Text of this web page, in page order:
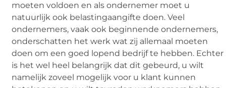
moeten voldoen en als ondernemer moet u
natuurlijk ook belastingaangifte doen. Veel
ondernemers, vaak ook beginnende ondernemers,
onderschatten het werk wat zij allemaal moeten
doen om een goed lopend bedrijf te hebben. Echter
is het wel heel belangrijk dat dit gebeurd, u wilt
namelijk zoveel mogelijk voor u klant kunnen